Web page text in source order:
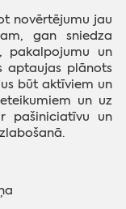
novērtējumu jau
gan sniedza
pakalpojumu un
aptaujas plānots
būt aktīviem un
un uz
pašiniciatīvu un